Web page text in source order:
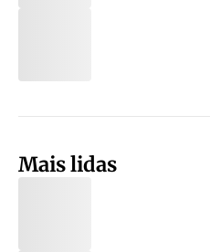
Mais lidas